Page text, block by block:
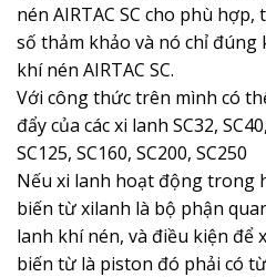
nén AIRTAC SC cho phù
số thảm khảo và nó chỉ đúng
khí nén AIRTAC SC.
Với công thức trên mình có
đẩy của các xi lanh SC32,
SC125, SC160, SC200, SC250
Nếu xi lanh hoạt động trong
biến từ xilanh là bộ phận
lanh khí nén, và điều kiện để
biến từ là piston đó phải có